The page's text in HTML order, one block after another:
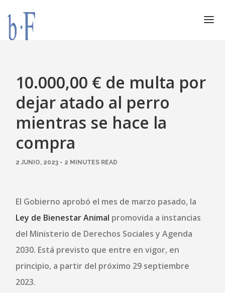
ESPECIALIZACIÓN
CALIDAD
BLOG
DOCUMENTACIÓN
CONTACTO
10.000,00 € de multa por
dejar atado al perro
mientras se hace la
compra
2 JUNIO, 2023 - 2 MINUTES READ
El Gobierno aprobó el mes de marzo pasado, la
Ley de Bienestar Animal promovida a instancias
del Ministerio de Derechos Sociales y Agenda
2030. Está previsto que entre en vigor, en
principio, a partir del próximo 29 septiembre
2023.